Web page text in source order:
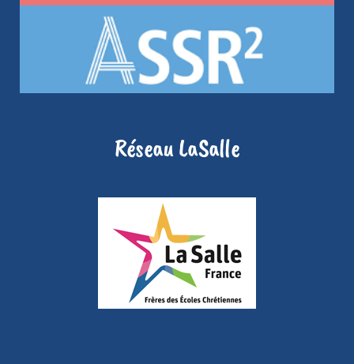
Réseau LaSalle